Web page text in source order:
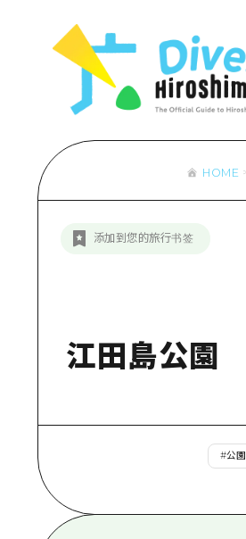
HOME
添加到您的旅行书签
江田島公園
#公園